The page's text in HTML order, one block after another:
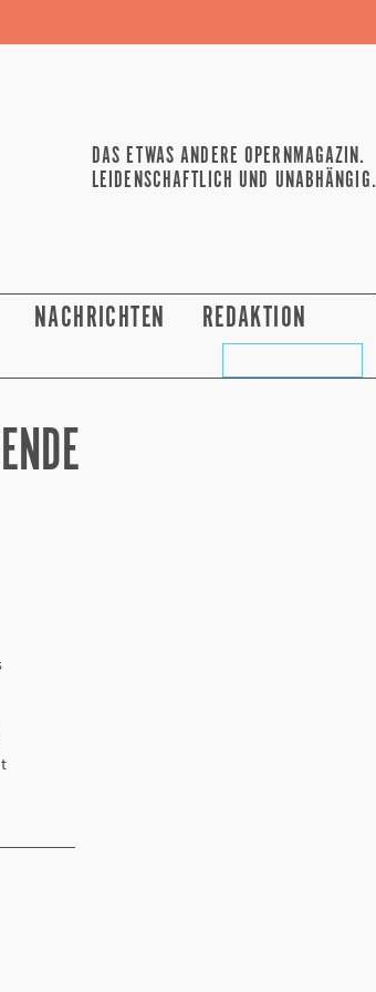
DAS ETWAS ANDERE OPERNMAGAZIN.
LEIDENSCHAFTLICH UND UNABHÄNGIG.
NACHRICHTEN REDAKTION